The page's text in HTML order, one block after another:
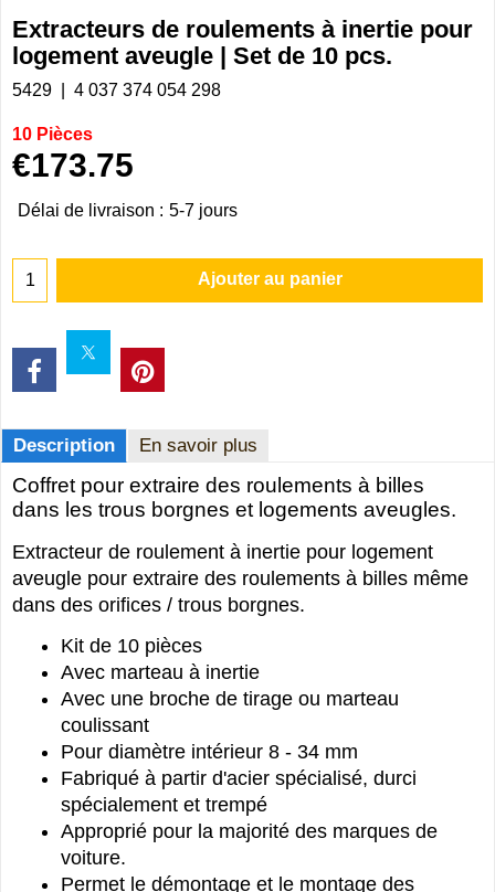
Extracteurs de roulements à inertie pour
logement aveugle | Set de 10 pcs.
5429 4 037 374 054 298
10 Pièces
€173.75
Délai de livraison : 5-7 jours
Ajouter au panier
Description En savoir plus
Coffret pour extraire des roulements à billes
dans les trous borgnes et logements aveugles.
Extracteur de roulement à inertie pour logement
aveugle pour extraire des roulements à billes même
dans des orifices / trous borgnes.
Kit de 10 pièces
Avec marteau à inertie
Avec une broche de tirage ou marteau
coulissant
Pour diamètre intérieur 8 - 34 mm
Fabriqué à partir d'acier spécialisé, durci
spécialement et trempé
Approprié pour la majorité des marques de
voiture.
Permet le démontage et le montage des